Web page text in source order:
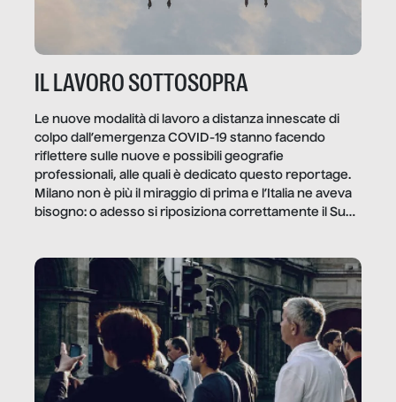
IL LAVORO SOTTOSOPRA
Le nuove modalità di lavoro a distanza innescate di
colpo dall’emergenza COVID-19 stanno facendo
riflettere sulle nuove e possibili geografie
professionali, alle quali è dedicato questo reportage.
Milano non è più il miraggio di prima e l’Italia ne aveva
bisogno: o adesso si riposiziona correttamente il Sud